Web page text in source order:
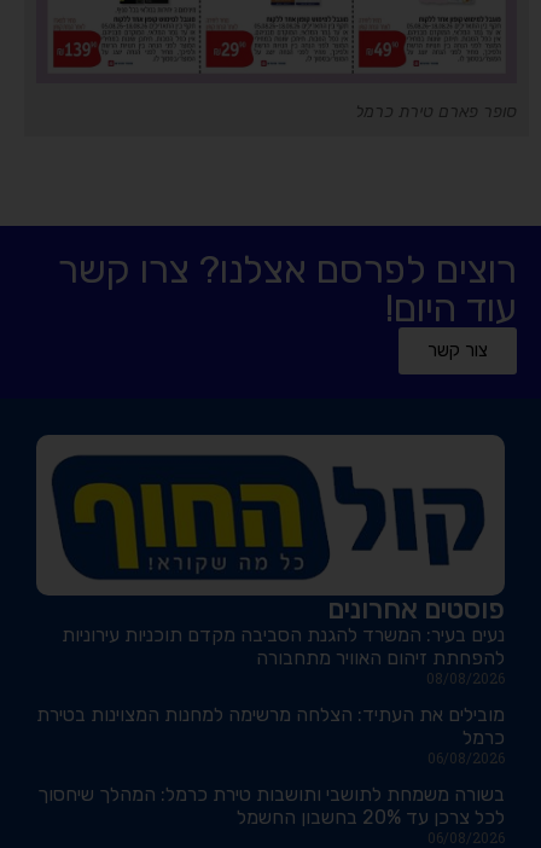
סופר פארם טירת כרמל
רוצים לפרסם אצלנו? צרו קשר
עוד היום!
צור קשר
פוסטים אחרונים
נעים בעיר: המשרד להגנת הסביבה מקדם תוכניות עירוניות
להפחתת זיהום האוויר מתחבורה
08/08/2026
מובילים את העתיד: הצלחה מרשימה למחנות המצוינות בטירת
כרמל
06/08/2026
בשורה משמחת לתושבי ותושבות טירת כרמל: המהלך שיחסוך
לכל צרכן עד 20% בחשבון החשמל
06/08/2026